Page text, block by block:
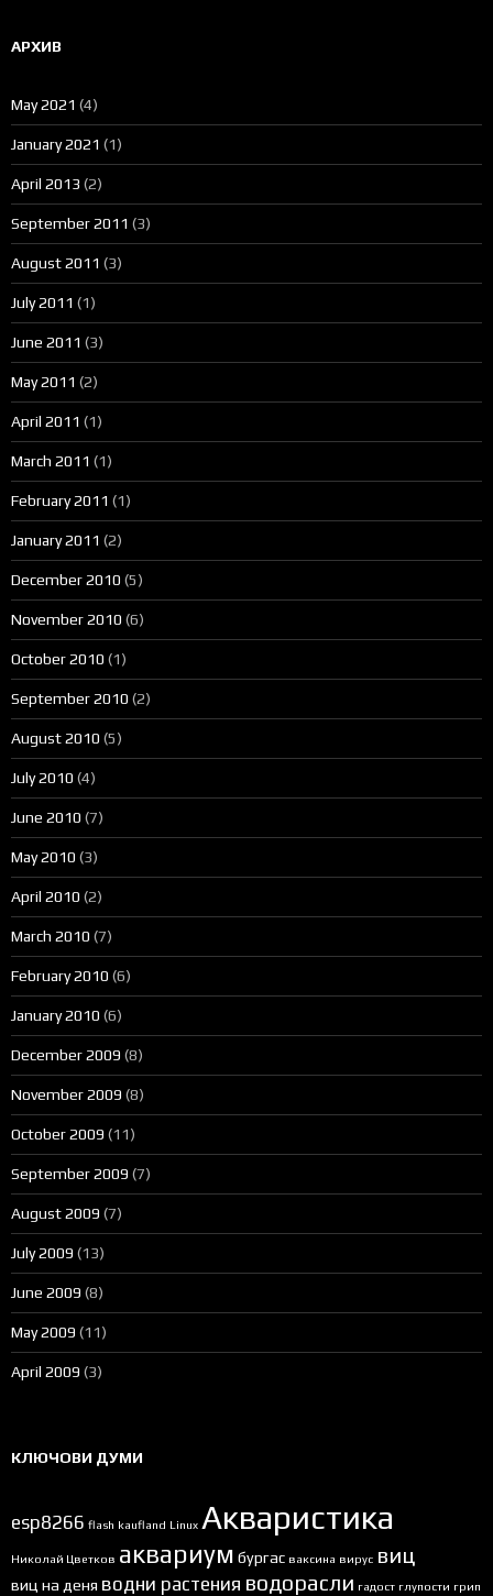
АРХИВ
May 2021 (4)
January 2021 (1)
April 2013 (2)
September 2011 (3)
August 2011 (3)
July 2011 (1)
June 2011 (3)
May 2011 (2)
April 2011 (1)
March 2011 (1)
February 2011 (1)
January 2011 (2)
December 2010 (5)
November 2010 (6)
October 2010 (1)
September 2010 (2)
August 2010 (5)
July 2010 (4)
June 2010 (7)
May 2010 (3)
April 2010 (2)
March 2010 (7)
February 2010 (6)
January 2010 (6)
December 2009 (8)
November 2009 (8)
October 2009 (11)
September 2009 (7)
August 2009 (7)
July 2009 (13)
June 2009 (8)
May 2009 (11)
April 2009 (3)
КЛЮЧОВИ ДУМИ
esp8266 flash kaufland Linux Акваристика
Николай Цветков аквариум бургас ваксина вирус виц
виц на деня водни растения водорасли гадост глупости грип